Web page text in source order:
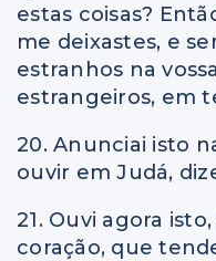
estas coisas?
me deixastes, e
estranhos na
estrangeiros, em
20. Anunciai isto
ouvir em Judá,
21. Ouvi agora
coração, que